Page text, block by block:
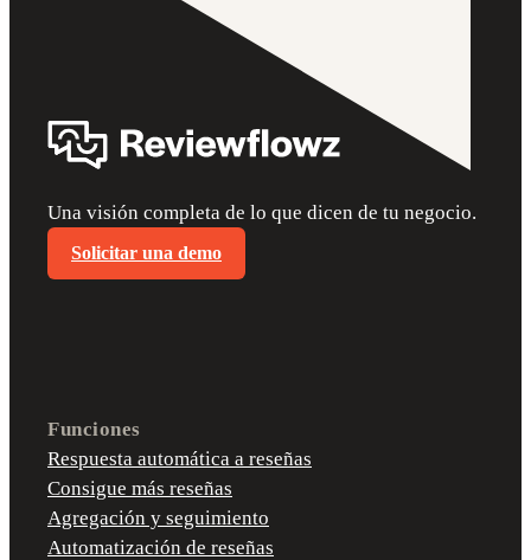
Una visión completa de lo que dicen de tu negocio.
Solicitar una demo
Funciones
Respuesta automática a reseñas
Consigue más reseñas
Agregación y seguimiento
Automatización de reseñas